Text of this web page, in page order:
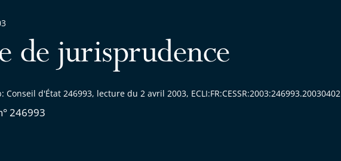
de jurisprudence
Conseil d'État 246993, lecture du 2 avril 2003, ECLI:FR:CESSR:2003:246993.20030402
246993